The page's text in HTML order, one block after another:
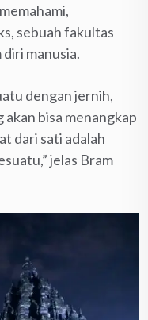
sebuah fakultas
manusia.
dengan jernih,
akan bisa menangkap
dari sati adalah
jelas Bram